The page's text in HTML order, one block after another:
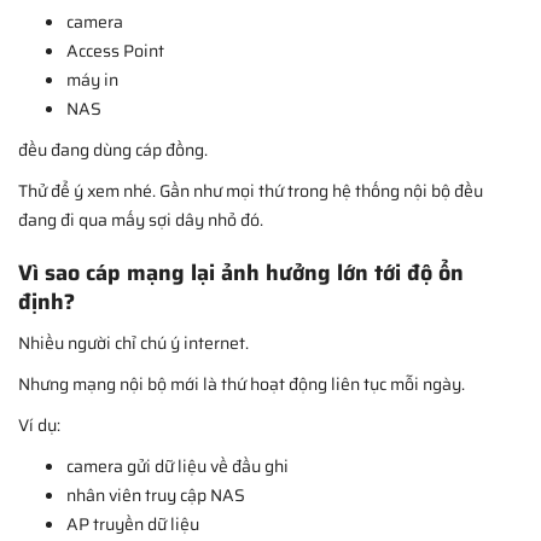
camera
Access Point
máy in
NAS
đều đang dùng cáp đồng.
Thử để ý xem nhé. Gần như mọi thứ trong hệ thống nội bộ đều
đang đi qua mấy sợi dây nhỏ đó.
Vì sao cáp mạng lại ảnh hưởng lớn tới độ ổn
định?
Nhiều người chỉ chú ý internet.
Nhưng mạng nội bộ mới là thứ hoạt động liên tục mỗi ngày.
Ví dụ:
camera gửi dữ liệu về đầu ghi
nhân viên truy cập NAS
AP truyền dữ liệu